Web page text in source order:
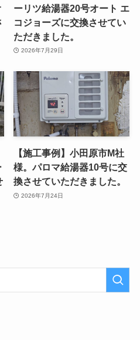
ーリツ給湯器20号オート エ
コジョーズに交換させてい
ただきました。
2026年7月29日
【施工事例】小田原市M社
様。パロマ給湯器10号に交
換させていただきました。
2026年7月24日